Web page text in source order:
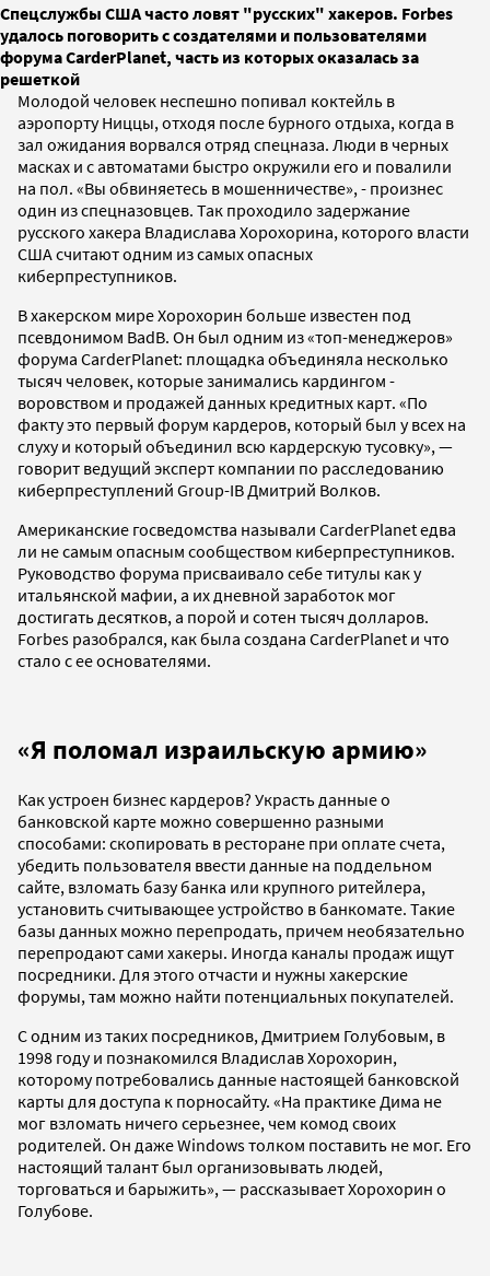
Спецслужбы США часто ловят "русских" хакеров. Forbes
удалось поговорить с создателями и пользователями
форума CarderPlanet, часть из которых оказалась за
решеткой
Молодой человек неспешно попивал коктейль в
аэропорту Ниццы, отходя после бурного отдыха, когда в
зал ожидания ворвался отряд спецназа. Люди в черных
масках и с автоматами быстро окружили его и повалили
на пол. «Вы обвиняетесь в мошенничестве», - произнес
один из спецназовцев. Так проходило задержание
русского хакера Владислава Хорохорина, которого власти
США считают одним из самых опасных
киберпреступников.
В хакерском мире Хорохорин больше известен под
псевдонимом BadB. Он был одним из «топ-менеджеров»
форума CarderPlanet: площадка объединяла несколько
тысяч человек, которые занимались кардингом -
воровством и продажей данных кредитных карт. «По
факту это первый форум кардеров, который был у всех на
слуху и который объединил всю кардерскую тусовку», —
говорит ведущий эксперт компании по расследованию
киберпреступлений Group-IB Дмитрий Волков.
Американские госведомства называли CarderPlanet едва
ли не самым опасным сообществом киберпреступников.
Руководство форума присваивало себе титулы как у
итальянской мафии, а их дневной заработок мог
достигать десятков, а порой и сотен тысяч долларов.
Forbes разобрался, как была создана CarderPlanet и что
стало с ее основателями.
«Я поломал израильскую армию»
Как устроен бизнес кардеров? Украсть данные о
банковской карте можно совершенно разными
способами: скопировать в ресторане при оплате счета,
убедить пользователя ввести данные на поддельном
сайте, взломать базу банка или крупного ритейлера,
установить считывающее устройство в банкомате. Такие
базы данных можно перепродать, причем необязательно
перепродают сами хакеры. Иногда каналы продаж ищут
посредники. Для этого отчасти и нужны хакерские
форумы, там можно найти потенциальных покупателей.
С одним из таких посредников, Дмитрием Голубовым, в
1998 году и познакомился Владислав Хорохорин,
которому потребовались данные настоящей банковской
карты для доступа к порносайту. «На практике Дима не
мог взломать ничего серьезнее, чем комод своих
родителей. Он даже Windows толком поставить не мог. Его
настоящий талант был организовывать людей,
торговаться и барыжить», — рассказывает Хорохорин о
Голубове.